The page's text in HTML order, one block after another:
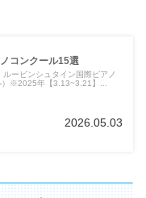
コンクール15選
ービンシュタイン国際ピアノ
）※2025年【3.13~3.21】...
2026.05.03